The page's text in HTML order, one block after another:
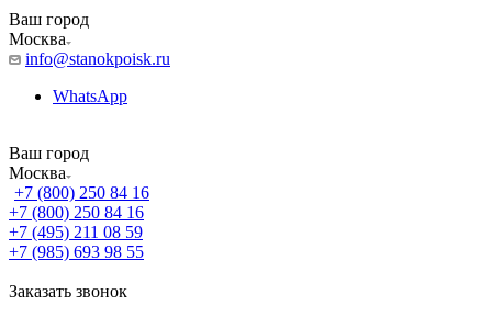
Ваш город
Москва
info@stanokpoisk.ru
WhatsApp
Ваш город
Москва
+7 (800) 250 84 16
+7 (800) 250 84 16
+7 (495) 211 08 59
+7 (985) 693 98 55
Заказать звонок